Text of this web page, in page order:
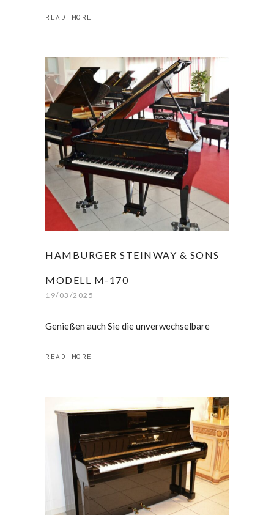
READ MORE
HAMBURGER STEINWAY & SONS
MODELL M-170
19/03/2025
Genießen auch Sie die unverwechselbare
READ MORE